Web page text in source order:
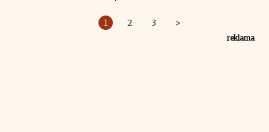
1 2 3 >
reklama